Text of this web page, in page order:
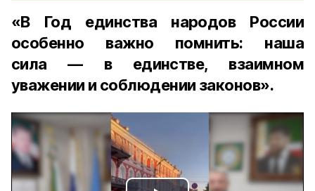
«В Год единства народов России
особенно важно помнить: наша
сила — в единстве, взаимном
уважении и соблюдении законов».